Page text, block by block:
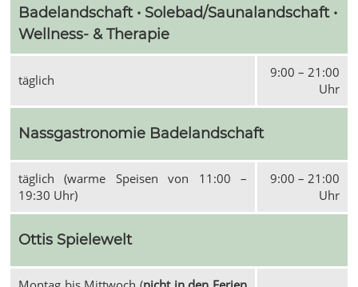
Badelandschaft • Solebad/Saunalandschaft •
Wellness- & Therapie
täglich
9:00 – 21:00
Uhr
Nassgastronomie Badelandschaft
täglich (warme Speisen von 11:00 –
19:30 Uhr)
9:00 – 21:00
Uhr
Ottis Spielewelt